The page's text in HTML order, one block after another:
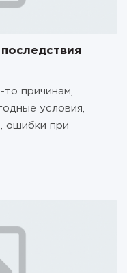
причинам,
условия,
ошибки при